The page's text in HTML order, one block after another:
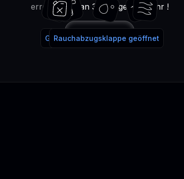
erreichbar - an 365 Tagen im Jahr !
Anrufen
Gaslöschanlage ausgelöst
Rauchabzugsklappe geöffnet